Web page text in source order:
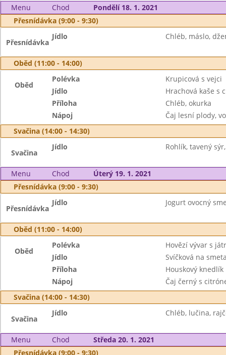
Menu Chod
Pondělí 18. 1. 2021
Přesnídávka (9:00 - 9:30)
Přesnídávka
Jídlo Chléb, máslo,
Oběd (11:00 - 14:00)
Oběd
Polévka
Krupicová s vejci
Jídlo
Hrachová kaše s
Příloha
Chléb, okurka
Nápoj
Čaj lesní plody,
Svačina (14:00 - 14:30)
Svačina
Jídlo Rohlík, tavený
Menu Chod
Úterý 19. 1. 2021
Přesnídávka (9:00 - 9:30)
Přesnídávka
Jídlo Jogurt ovocný
Oběd (11:00 - 14:00)
Oběd
Polévka
Hovězí vývar s
Jídlo
Svíčková na
Příloha
Houskový knedlík
Nápoj
Čaj černý s
Svačina (14:00 - 14:30)
Svačina
Jídlo Chléb, lučina,
Menu Chod
Středa 20. 1. 2021
Přesnídávka (9:00 - 9:30)